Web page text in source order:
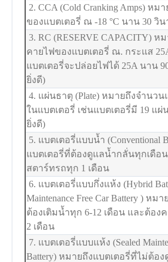
2. CCA (Cold Cranking Amps) หม
ของแบตเตอรี่ ณ -18 °C นาน 30 วิน
3. RC (RESERVE CAPACITY) ห
คายไฟของแบตเตอรี่ ณ. กระแส
แบตเตอรี่จะปล่อยไฟได้ 25A นาน
ยิ่งดี)
4. แผ่นธาตุ (Plate) หมายถึงจำนว
ในแบตเตอรี่ เช่นแบตเตอรี่มี 19 แผ่
ยิ่งดี)
5. แบตเตอรี่แบบน้ำ (Conventional
แบตเตอรี่ที่ต้องดูแลน้ำกลั่นทุกเดือ
สตาร์ทรถทุก 1 เดือน
6. แบตเตอรี่แบบกึ่งแห้ง (Hybrid
Maintenance Free Car Battery ) หม
ต้องเติมน้ำทุก 6-12 เดือน และต้อง
2 เดือน
7. แบตเตอรี่แบบแห้ง (Sealed
Battery) หมายถึงแบตเตอรี่ที่ไม่ต้อ